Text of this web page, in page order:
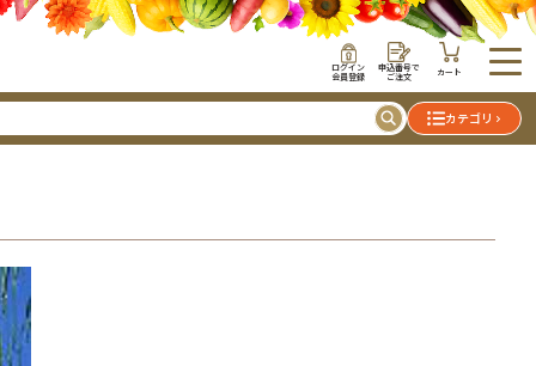
ログイン
会員登録
申込番号で
ご注文 カート
カテゴリ